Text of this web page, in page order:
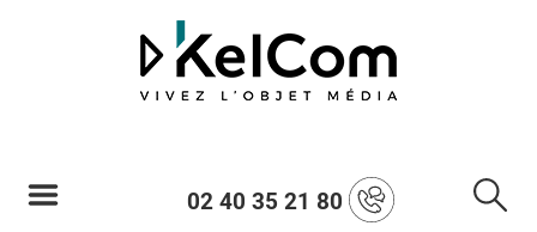
02 40 35 21 80